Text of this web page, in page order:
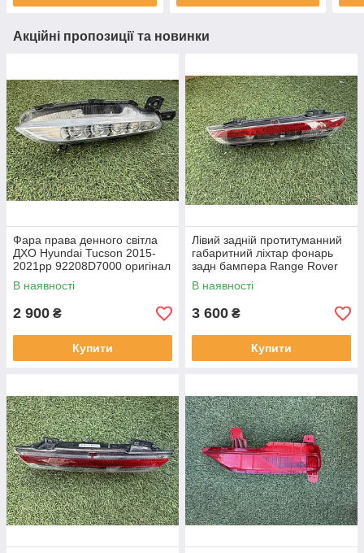
Акційні пропозиції та новинки
Фара права денного світла
ДХО Hyundai Tucson 2015-
2021рр 92208D7000 оригінал
бв відсутнє одне кріплення,
повністю робоча
В наявності
2 900 ₴
Купити
Лівий задній протитуманний
габаритний ліхтар фонарь
задн бампера Range Rover
L460 від 2021-рр LR152299
оригінал бв повністю р
В наявності
3 600 ₴
Купити